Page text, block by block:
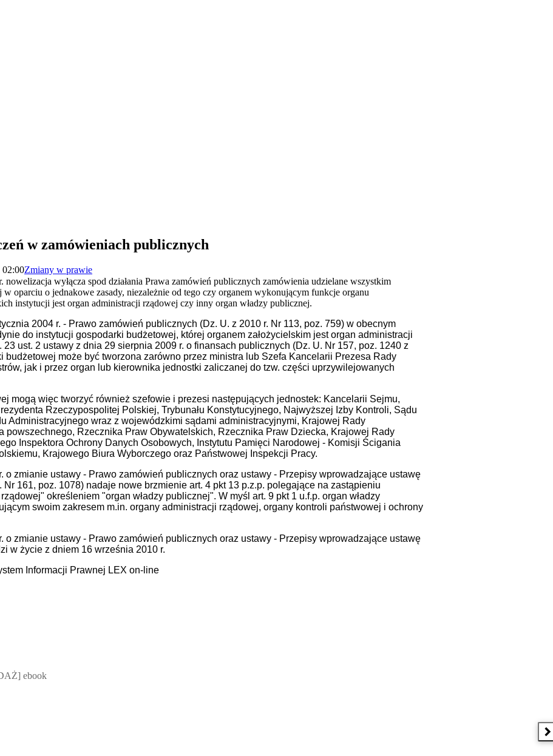
w zamówieniach publicznych
02:00Zmiany w prawie
nowelizacja wyłącza spod działania Prawa zamówień publicznych zamówienia udzielane wszystkim
oparciu o jednakowe zasady, niezależnie od tego czy organem wykonującym funkcje organu
instytucji jest organ administracji rządowej czy inny organ władzy publicznej.
2004 r. - Prawo zamówień publicznych (Dz. U. z 2010 r. Nr 113, poz. 759) w obecnym
do instytucji gospodarki budżetowej, której organem założycielskim jest organ administracji
ust. 2 ustawy z dnia 29 sierpnia 2009 r. o finansach publicznych (Dz. U. Nr 157, poz. 1240 z
budżetowej może być tworzona zarówno przez ministra lub Szefa Kancelarii Prezesa Rady
jak i przez organ lub kierownika jednostki zaliczanej do tzw. części uprzywilejowanych
mogą więc tworzyć również szefowie i prezesi następujących jednostek: Kancelarii Sejmu,
Rzeczypospolitej Polskiej, Trybunału Konstytucyjnego, Najwyższej Izby Kontroli, Sądu
Administracyjnego wraz z wojewódzkimi sądami administracyjnymi, Krajowej Rady
powszechnego, Rzecznika Praw Obywatelskich, Rzecznika Praw Dziecka, Krajowej Rady
Inspektora Ochrony Danych Osobowych, Instytutu Pamięci Narodowej - Komisji Ścigania
Krajowego Biura Wyborczego oraz Państwowej Inspekcji Pracy.
o zmianie ustawy - Prawo zamówień publicznych oraz ustawy - Przepisy wprowadzające ustawę
161, poz. 1078) nadaje nowe brzmienie art. 4 pkt 13 p.z.p. polegające na zastąpieniu
określeniem "organ władzy publicznej". W myśl art. 9 pkt 1 u.f.p. organ władzy
swoim zakresem m.in. organy administracji rządowej, organy kontroli państwowej i ochrony
o zmianie ustawy - Prawo zamówień publicznych oraz ustawy - Przepisy wprowadzające ustawę
w życie z dniem 16 września 2010 r.
Informacji Prawnej LEX on-line
ebook